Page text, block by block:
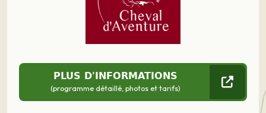
PLUS D'INFORMATIONS
(programme détaillé, photos et tarifs)